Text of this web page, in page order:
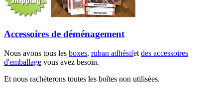
Accessoires de déménagement
Nous avons tous les boxes, ruban adhésifet des accessoires
d'emballage vous avez besoin.
Et nous rachèterons toutes les boîtes non utilisées.